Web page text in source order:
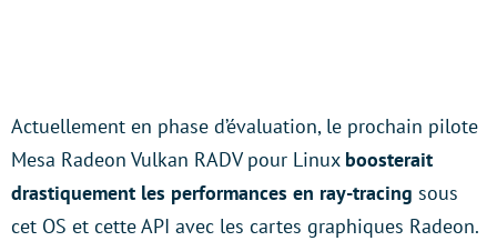
Actuellement en phase d’évaluation, le prochain pilote
Mesa Radeon Vulkan RADV pour Linux boosterait
drastiquement les performances en ray-tracing sous
cet OS et cette API avec les cartes graphiques Radeon.